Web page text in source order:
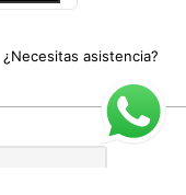
¿Necesitas asistencia?